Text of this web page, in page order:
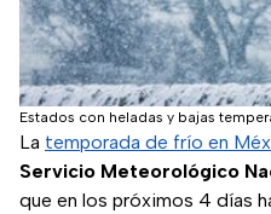
Estados con heladas y bajas
La temporada de frío en
Servicio Meteorológico
que en los próximos 4 días